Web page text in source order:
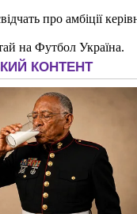
про амбіції
на Футбол Україна.